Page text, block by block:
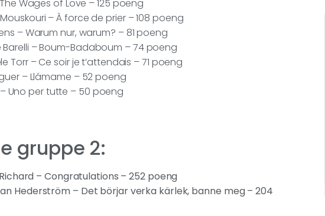
Wages of Love – 125 poeng
– À force de prier – 108 poeng
– Warum nur, warum? – 81 poeng
– Boum-Badaboum – 74 poeng
Torr – Ce soir je t’attendais – 71 poeng
– Llámame – 52 poeng
– Uno per tutte – 50 poeng
gruppe 2:
– Congratulations – 252 poeng
Hederström – Det börjar verka kärlek, banne meg – 204